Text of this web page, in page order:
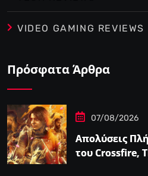
VIDEO GAMING REVIEWS
Πρόσφατα Άρθρα
07/08/2026
Απολύσεις
του Crossfire,